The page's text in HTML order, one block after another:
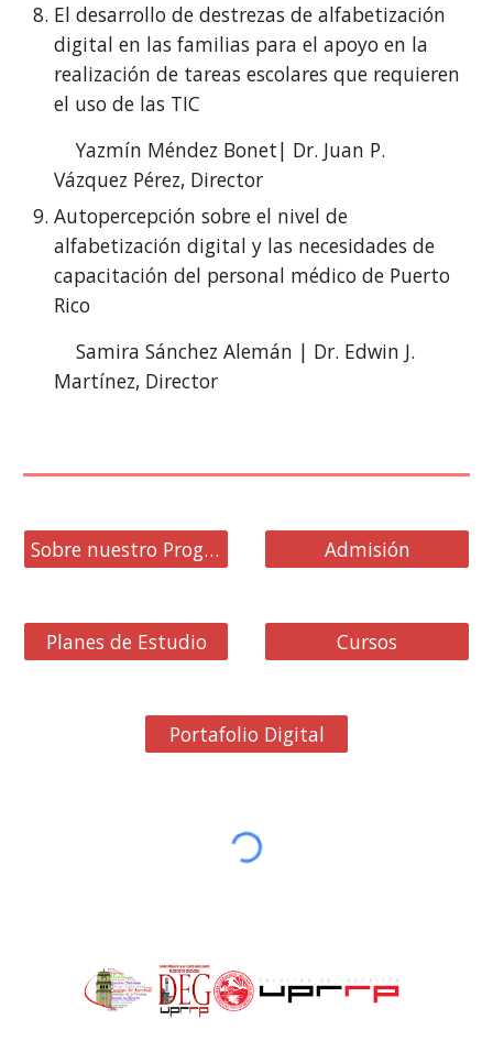
El desarrollo de destrezas de alfabetización
digital en las familias para el apoyo en la
realización de tareas escolares que requieren
el uso de las TIC
Yazmín Méndez Bonet| Dr. Juan P.
Vázquez Pérez, Director
Autopercepción sobre el nivel de
alfabetización digital y las necesidades de
capacitación del personal médico de Puerto
Rico
Samira Sánchez Alemán | Dr. Edwin J.
Martínez, Director
Sobre nuestro Programa Admisión
Planes de Estudio Cursos
Portafolio Digital